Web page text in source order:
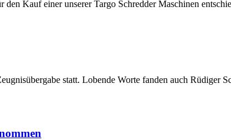
Kauf einer unserer Targo Schredder Maschinen
statt. Lobende Worte fanden auch Rüdiger